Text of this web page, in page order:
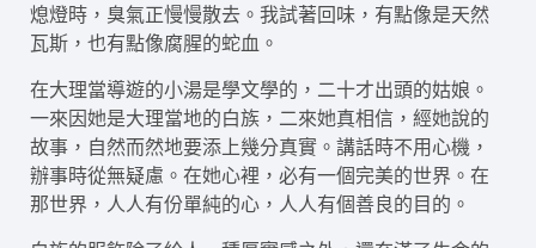
熄燈時，臭氣正慢慢散去。我試著回味，有點像是天然
瓦斯，也有點像腐腥的蛇血。
在大理當導遊的小湯是學文學的，二十才出頭的姑娘。
一來因她是大理當地的白族，二來她真相信，經她說的
故事，自然而然地要添上幾分真實。講話時不用心機，
辦事時從無疑慮。在她心裡，必有一個完美的世界。在
那世界，人人有份單純的心，人人有個善良的目的。